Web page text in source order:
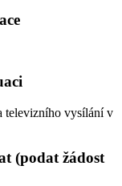
televizního vysílání v
(podat žádost